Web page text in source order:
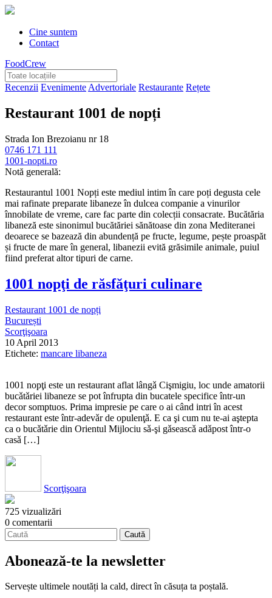
Cine suntem
Contact
FoodCrew
Recenzii Evenimente Advertoriale Restaurante Rețete
Restaurant 1001 de nopți
Strada Ion Brezoianu nr 18
0746 171 111
1001-nopti.ro
Notă generală:
Restaurantul 1001 Nopți este mediul intim în care poți degusta cele
mai rafinate preparate libaneze în dulcea companie a vinurilor
înnobilate de vreme, care fac parte din colecții consacrate. Bucătăria
libaneză este sinonimul bucătăriei sănătoase din zona Mediteranei
deoarece se bazează din abundență pe fructe, legume, pește proaspăt
și fructe de mare în general, libanezii evită grăsimile animale, puiul
fiind preferat altor tipuri de carne.
1001 nopţi de răsfăţuri culinare
Restaurant 1001 de nopți
București
Scorţişoara
10 April 2013
Etichete: mancare libaneza
1001 nopţi este un restaurant aflat lângǎ Cişmigiu, loc unde amatorii
bucǎtǎriei libaneze se pot înfrupta din bucatele specifice într-un
decor somptuos. Prima impresie pe care o ai când intri în acest
restaurant este într-adevǎr de opulenţǎ. E ca şi cum nu te-ai aştepta
ca o bucǎtǎrie din Orientul Mijlociu sǎ-şi gǎseascǎ adǎpost într-o
casǎ […]
Scorţişoara
725 vizualizări
0 comentarii
Abonează-te la newsletter
Servește ultimele noutăți la cald, direct în căsuța ta poștală.